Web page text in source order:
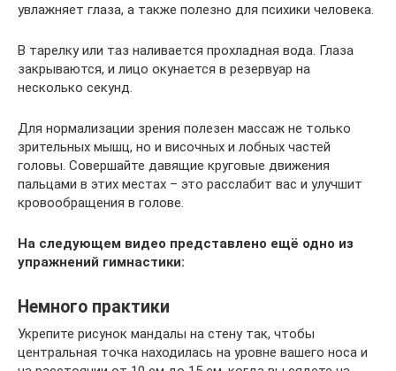
увлажняет глаза, а также полезно для психики человека.
В тарелку или таз наливается прохладная вода. Глаза
закрываются, и лицо окунается в резервуар на
несколько секунд.
Для нормализации зрения полезен массаж не только
зрительных мышц, но и височных и лобных частей
головы. Совершайте давящие круговые движения
пальцами в этих местах – это расслабит вас и улучшит
кровообращения в голове.
На следующем видео представлено ещё одно из
упражнений гимнастики:
Немного практики
Укрепите рисунок мандалы на стену так, чтобы
центральная точка находилась на уровне вашего носа и